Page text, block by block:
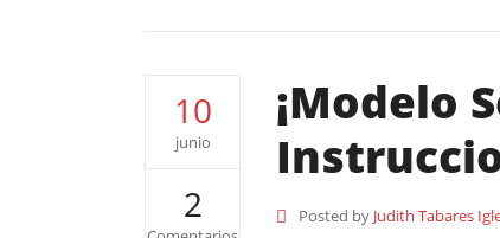
10
junio
2
¡Modelo
Posted by Judith Tabares